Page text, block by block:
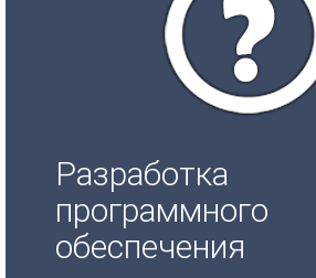
Разработка
программного
обеспечения